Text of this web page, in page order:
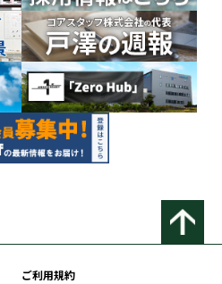
ご利用規約